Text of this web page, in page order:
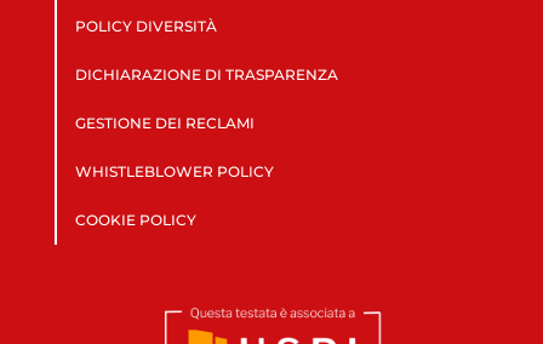
POLICY DIVERSITÀ
DICHIARAZIONE DI TRASPARENZA
GESTIONE DEI RECLAMI
WHISTLEBLOWER POLICY
COOKIE POLICY